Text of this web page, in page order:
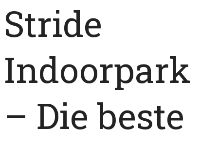
Stride
Indoorpark
– Die beste